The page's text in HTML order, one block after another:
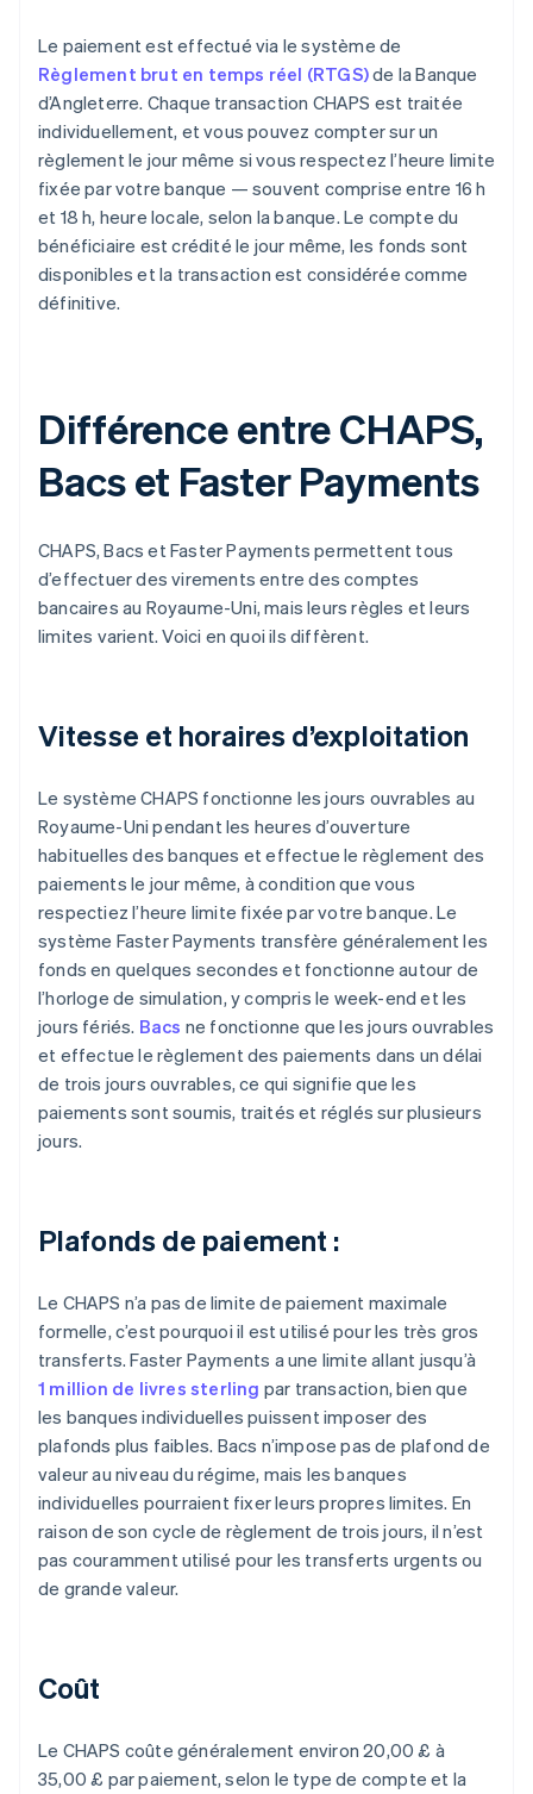
Le paiement est effectué via le système de
Règlement brut en temps réel (RTGS)de la Banque
d’Angleterre. Chaque transaction CHAPS est traitée
individuellement, et vous pouvez compter sur un
règlement le jour même si vous respectez l’heure limite
fixée par votre banque — souvent comprise entre 16 h
et 18 h, heure locale, selon la banque. Le compte du
bénéficiaire est crédité le jour même, les fonds sont
disponibles et la transaction est considérée comme
définitive.
Différence entre CHAPS,
Bacs et Faster Payments
CHAPS, Bacs et Faster Payments permettent tous
d’effectuer des virements entre des comptes
bancaires au Royaume-Uni, mais leurs règles et leurs
limites varient. Voici en quoi ils diffèrent.
Vitesse et horaires d’exploitation
Le système CHAPS fonctionne les jours ouvrables au
Royaume-Uni pendant les heures d’ouverture
habituelles des banques et effectue le règlement des
paiements le jour même, à condition que vous
respectiez l’heure limite fixée par votre banque. Le
système Faster Payments transfère généralement les
fonds en quelques secondes et fonctionne autour de
l’horloge de simulation, y compris le week-end et les
jours fériés. Bacs ne fonctionne que les jours ouvrables
et effectue le règlement des paiements dans un délai
de trois jours ouvrables, ce qui signifie que les
paiements sont soumis, traités et réglés sur plusieurs
jours.
Plafonds de paiement :
Le CHAPS n’a pas de limite de paiement maximale
formelle, c’est pourquoi il est utilisé pour les très gros
transferts. Faster Payments a une limite allant jusqu’à
1 million de livres sterling par transaction, bien que
les banques individuelles puissent imposer des
plafonds plus faibles. Bacs n’impose pas de plafond de
valeur au niveau du régime, mais les banques
individuelles pourraient fixer leurs propres limites. En
raison de son cycle de règlement de trois jours, il n’est
pas couramment utilisé pour les transferts urgents ou
de grande valeur.
Coût
Le CHAPS coûte généralement environ 20,00 £ à
35,00 £ par paiement, selon le type de compte et la